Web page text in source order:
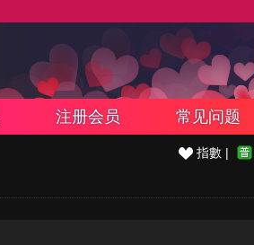
注册会员 常见问题
指數 |